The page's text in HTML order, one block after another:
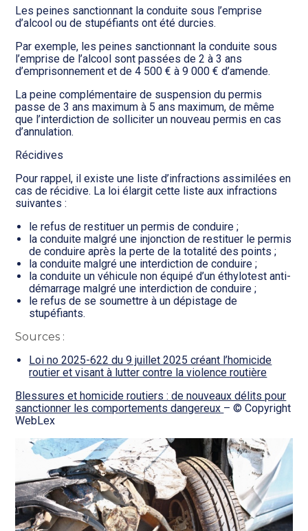
Les peines sanctionnant la conduite sous l’emprise
d’alcool ou de stupéfiants ont été durcies.
Par exemple, les peines sanctionnant la conduite sous
l’emprise de l’alcool sont passées de 2 à 3 ans
d’emprisonnement et de 4 500 € à 9 000 € d’amende.
La peine complémentaire de suspension du permis
passe de 3 ans maximum à 5 ans maximum, de même
que l’interdiction de solliciter un nouveau permis en cas
d’annulation.
Récidives
Pour rappel, il existe une liste d’infractions assimilées en
cas de récidive. La loi élargit cette liste aux infractions
suivantes :
le refus de restituer un permis de conduire ;
la conduite malgré une injonction de restituer le permis
de conduire après la perte de la totalité des points ;
la conduite malgré une interdiction de conduire ;
la conduite un véhicule non équipé d’un éthylotest anti-
démarrage malgré une interdiction de conduire ;
le refus de se soumettre à un dépistage de
stupéfiants.
Sources :
Loi no 2025-622 du 9 juillet 2025 créant l’homicide
routier et visant à lutter contre la violence routière
Blessures et homicide routiers : de nouveaux délits pour
sanctionner les comportements dangereux – © Copyright
WebLex